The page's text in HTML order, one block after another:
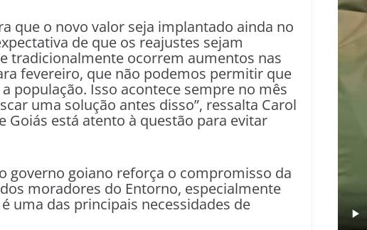
que o novo valor seja implantado ainda no
de que os reajustes sejam
tradicionalmente ocorrem aumentos nas
fevereiro, que não podemos permitir que
população. Isso acontece sempre no mês
uma solução antes disso”, ressalta Carol
Goiás está atento à questão para evitar
governo goiano reforça o compromisso da
moradores do Entorno, especialmente
uma das principais necessidades de